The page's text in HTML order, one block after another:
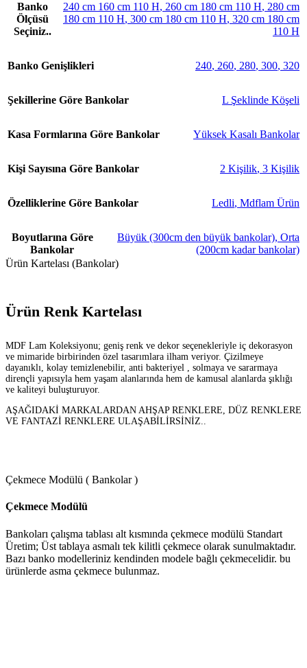
Banko
Ölçüsü
Seçiniz..
240 cm 160 cm 110 H, 260 cm 180 cm 110 H, 280 cm
180 cm 110 H, 300 cm 180 cm 110 H, 320 cm 180 cm
110 H
Banko Genişlikleri 240, 260, 280, 300, 320
Şekillerine Göre Bankolar L Şeklinde Köşeli
Kasa Formlarına Göre Bankolar Yüksek Kasalı Bankolar
Kişi Sayısına Göre Bankolar 2 Kişilik, 3 Kişilik
Özelliklerine Göre Bankolar Ledli, Mdflam Ürün
Boyutlarına Göre
Bankolar
Büyük (300cm den büyük bankolar), Orta
(200cm kadar bankolar)
Ürün Kartelası (Bankolar)
Ürün Renk Kartelası
MDF Lam Koleksiyonu; geniş renk ve dekor seçenekleriyle iç dekorasyon
ve mimaride birbirinden özel tasarımlara ilham veriyor. Çizilmeye
dayanıklı, kolay temizlenebilir, anti bakteriyel , solmaya ve sararmaya
dirençli yapısıyla hem yaşam alanlarında hem de kamusal alanlarda şıklığı
ve kaliteyi buluşturuyor.
AŞAĞIDAKİ MARKALARDAN AHŞAP RENKLERE, DÜZ RENKLERE
VE FANTAZİ RENKLERE ULAŞABİLİRSİNİZ..
Çekmece Modülü ( Bankolar )
Çekmece Modülü
Bankoları çalışma tablası alt kısmında çekmece modülü Standart
Üretim; Üst tablaya asmalı tek kilitli çekmece olarak sunulmaktadır.
Bazı banko modelleriniz kendinden modele bağlı çekmecelidir. bu
ürünlerde asma çekmece bulunmaz.